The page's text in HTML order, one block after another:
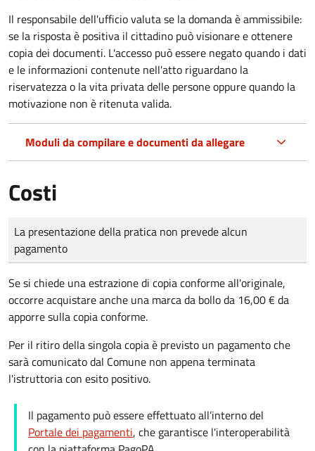
Il responsabile dell'ufficio valuta se la domanda è ammissibile:
se la risposta è positiva il cittadino può visionare e ottenere
copia dei documenti. L'accesso può essere negato quando i dati
e le informazioni contenute nell'atto riguardano la
riservatezza o la vita privata delle persone oppure quando la
motivazione non è ritenuta valida.
Moduli da compilare e documenti da allegare
Costi
Tipo di pagamento
Importo
La presentazione della pratica non prevede alcun
pagamento
Se si chiede una estrazione di copia conforme all'originale,
occorre acquistare anche una marca da bollo da 16,00 € da
apporre sulla copia conforme.
Per il ritiro della singola copia è previsto un pagamento che
sarà comunicato dal Comune non appena terminata
l'istruttoria con esito positivo.
Il pagamento può essere effettuato all’interno del
Portale dei pagamenti, che garantisce l'interoperabilità